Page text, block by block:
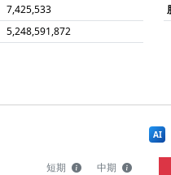
7,425,533
5,248,591,872
短期
中期
AI